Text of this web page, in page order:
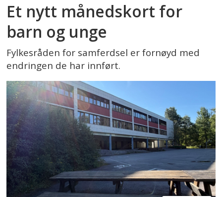
Et nytt månedskort for
barn og unge
Fylkesråden for samferdsel er fornøyd med
endringen de har innført.